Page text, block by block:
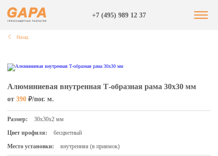
+7 (495) 989 12 37
Назад
Алюминиевая внутренная Т-образная рама 30х30 мм
от 390 ₽/пог. м.
Размер:
30х30х2 мм
Цвет профиля:
бесцветный
Место установки:
внутренняя (в приямок)